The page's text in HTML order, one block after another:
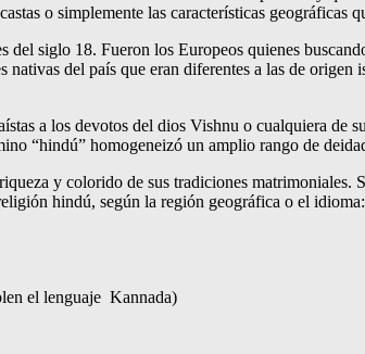
o simplemente las características geográficas
siglo 18. Fueron los Europeos quienes
del país que eran diferentes a las de
a los devotos del dios Vishnu o cualquiera de
“hindú” homogeneizó un amplio rango de
y colorido de sus tradiciones
hindú, según la región geográfica o el idioma:
el lenguaje Kannada)